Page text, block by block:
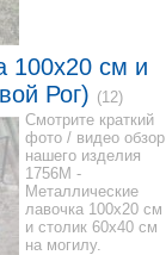
100x20 см и
Рог) (12)
Смотрите краткий
фото / видео обзор
нашего изделия
1756M -
Металлические
лавочка 100x20 см
и столик 60x40 см
на могилу.